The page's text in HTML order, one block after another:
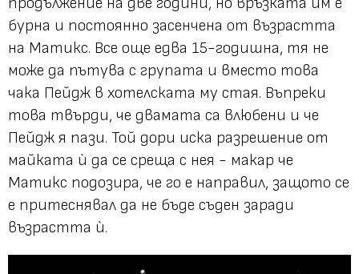
бурна и постоянно засенчена от възрастта
на Матикс. Все още едва 15-годишна, тя не
може да пътува с групата и вместо това
чака Пейдж в хотелската му стая. Въпреки
това твърди, че двамата са влюбени и че
Пейдж я пази. Той дори иска разрешение от
майката ѝ да се среща с нея - макар че
Матикс подозира, че го е направил, защото се
е притеснявал да не бъде съден заради
възрастта ѝ.